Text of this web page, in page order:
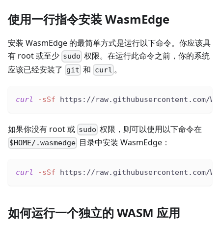
使用一行指令安装 WasmEdge
安装 WasmEdge 的最简单方式是运行以下命令。你应该具
有 root 或至少 sudo 权限。在运行此命令之前，你的系统
应该已经安装了 git 和 curl 。
curl -sSf https://raw.githubusercontent.com/
如果你没有 root 或 sudo 权限，则可以使用以下命令在
$HOME/.wasmedge 目录中安装 WasmEdge：
curl -sSf https://raw.githubusercontent.com/
如何运行一个独立的 WASM 应用